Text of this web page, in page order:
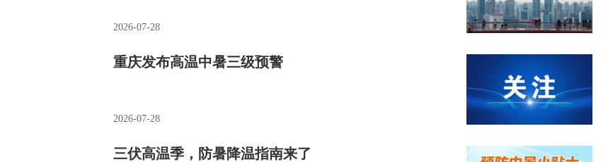
2026-07-28
重庆发布高温中暑三级预警
2026-07-28
三伏高温季，防暑降温指南来了